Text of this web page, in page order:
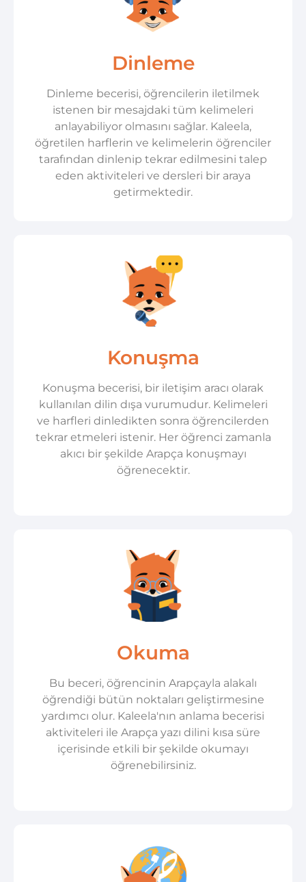
Dinleme
Dinleme becerisi, öğrencilerin iletilmek
istenen bir mesajdaki tüm kelimeleri
anlayabiliyor olmasını sağlar. Kaleela,
öğretilen harflerin ve kelimelerin öğrenciler
tarafından dinlenip tekrar edilmesini talep
eden aktiviteleri ve dersleri bir araya
getirmektedir.
Konuşma
Konuşma becerisi, bir iletişim aracı olarak
kullanılan dilin dışa vurumudur. Kelimeleri
ve harfleri dinledikten sonra öğrencilerden
tekrar etmeleri istenir. Her öğrenci zamanla
akıcı bir şekilde Arapça konuşmayı
öğrenecektir.
Okuma
Bu beceri, öğrencinin Arapçayla alakalı
öğrendiği bütün noktaları geliştirmesine
yardımcı olur. Kaleela'nın anlama becerisi
aktiviteleri ile Arapça yazı dilini kısa süre
içerisinde etkili bir şekilde okumayı
öğrenebilirsiniz.